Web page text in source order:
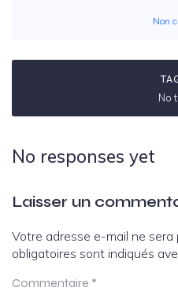
Non
No
No responses yet
Laisser un
Votre adresse e-mail ne sera
obligatoires sont indiqués
Commentaire *